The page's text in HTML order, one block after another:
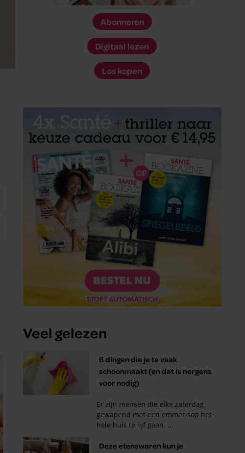
Abonneren
Digitaal lezen
Los kopen